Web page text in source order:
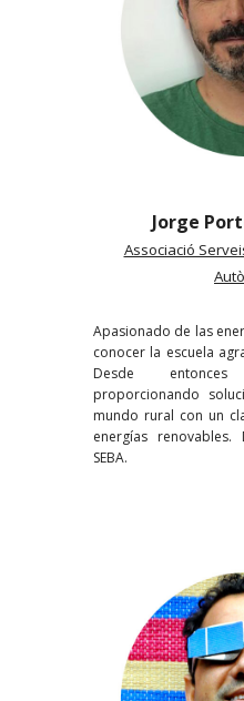
Jorge
Associació
Apasionado de las
conocer la escuela
Desde
proporcionando
mundo rural con un
energías
SEBA.